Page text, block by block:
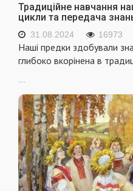
Традиційне навчання
цикли та передача
31.08.2024 16973
Наші предки здобували
глибоко вкорінена в